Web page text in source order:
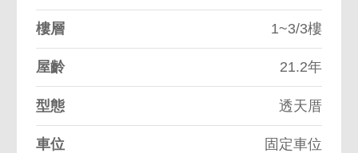
樓層 1~3/3樓
屋齡 21.2年
型態 透天厝
車位 固定車位